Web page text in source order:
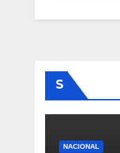
S
NACIONAL